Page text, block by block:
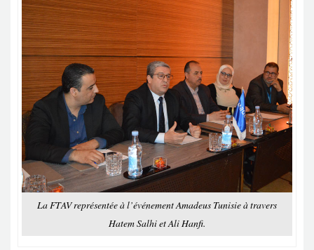
La FTAV représentée à l’événement Amadeus Tunisie à travers
Hatem Salhi et Ali Hanfi.